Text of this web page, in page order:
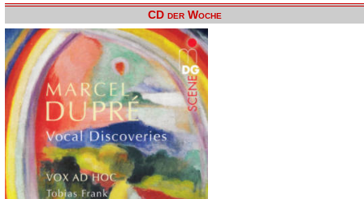
CD der Woche